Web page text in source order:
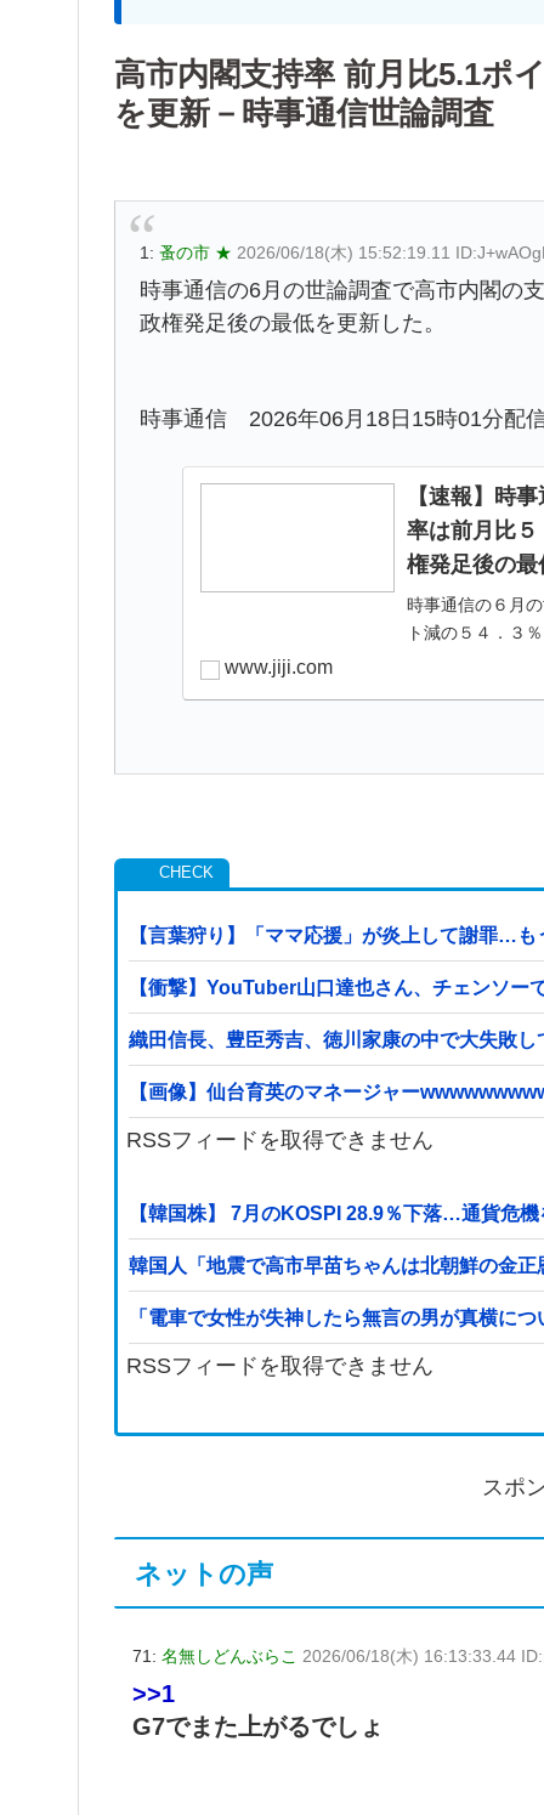
高市内閣支持率 前月比5.1ポ
を更新－時事通信世論調査
1: 蚤の市 ★ 2026/06/18(木) 15:52:19.11
時事通信の6月の世論調査で高市内閣の
政権発足後の最低を更新した。
時事通信 2026年06月18日15時01分配
【速報】時
率は前月比
権発足後の
時事通信の６月
ト減の５４．３
www.jiji.com
【言葉狩り】「ママ応援」が炎上して謝罪…も
【衝撃】YouTuber山口達也さん、チェンソ
織田信長、豊臣秀吉、徳川家康の中で大失敗
【画像】仙台育英のマネージャー
RSSフィードを取得できません
【韓国株】 7月のKOSPI 28.9％下落…通貨危
韓国人「地震で高市早苗ちゃんは北朝鮮の金
「電車で女性が失神したら無言の男が真横に
RSSフィードを取得できません
スポ
ネットの声
71: 名無しどんぶらこ 2026/06/18(木) 16:13:33.44
>>1
G7でまた上がるでしょ